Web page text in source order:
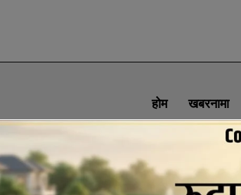
होम खबरनामा